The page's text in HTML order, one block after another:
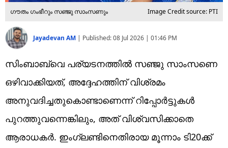
ഗൗതം ഗംഭീറും സഞ്ജു സാംസണും Image Credit source: PTI
Jayadevan AM | Published:08 Jul 2026 | 01:46 PM
സിംബാബ്‌വെ പര്യടനത്തില്‍ സഞ്ജു സാംസണെ
ഒഴിവാക്കിയത്, അദ്ദേഹത്തിന് വിശ്രമം
അനുവദിച്ചതുകൊണ്ടാണെന്ന് റിപ്പോര്‍ട്ടുകള്‍
പുറത്തുവന്നെങ്കിലും, അത് വിശ്വസിക്കാതെ
ആരാധകര്‍. ഇംഗ്ലണ്ടിനെതിരായ മൂന്നാം ടി20ക്ക്